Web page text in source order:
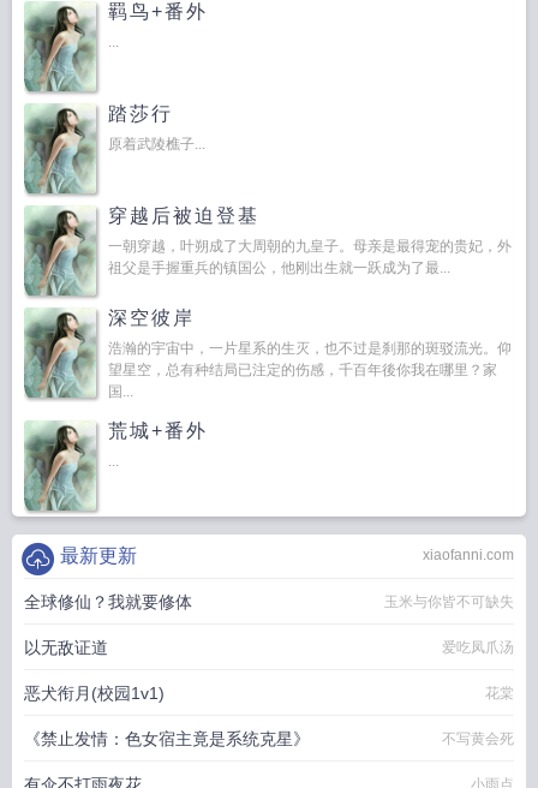
羁鸟+番外
...
踏莎行
原着武陵樵子...
穿越后被迫登基
一朝穿越，叶朔成了大周朝的九皇子。母亲是最得宠的贵妃，外
祖父是手握重兵的镇国公，他刚出生就一跃成为了最...
深空彼岸
浩瀚的宇宙中，一片星系的生灭，也不过是刹那的斑驳流光。仰
望星空，总有种结局已注定的伤感，千百年後你我在哪里？家
国...
荒城+番外
...
xiaofanni.com
最新更新
全球修仙？我就要修体 玉米与你皆不可缺失
以无敌证道 爱吃凤爪汤
恶犬衔月(校园1v1) 花棠
《禁止发情：色女宿主竟是系统克星》 不写黄会死
小雨点